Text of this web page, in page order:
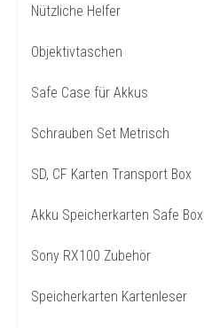
Nützliche Helfer
Objektivtaschen
Safe Case für Akkus
Schrauben Set Metrisch
SD, CF Karten Transport Box
Akku Speicherkarten Safe Box
Sony RX100 Zubehör
Speicherkarten Kartenleser